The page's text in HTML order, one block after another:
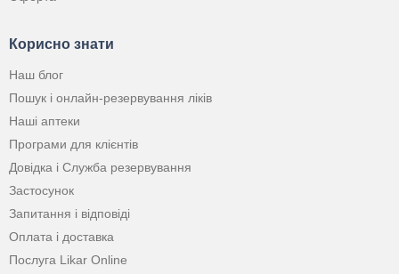
Корисно знати
Наш блог
Пошук і онлайн-резервування ліків
Наші аптеки
Програми для клієнтів
Довідка і Служба резервування
Застосунок
Запитання і відповіді
Оплата і доставка
Послуга Likar Online